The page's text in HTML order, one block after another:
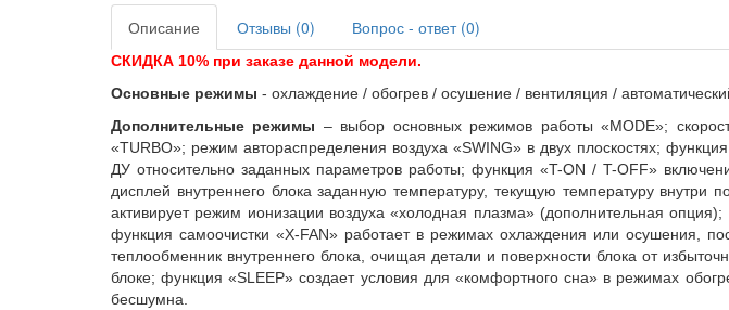
Описание Отзывы (0) Вопрос - ответ (0)
СКИДКА 10% при заказе данной модели.
Основные режимы - охлаждение / обогрев / осушение / вентиляция /
Дополнительные режимы – выбор основных режимов работы «MODE»;
«TURBO»; режим автораспределения воздуха «SWING» в двух плоскостях;
ДУ относительно заданных параметров работы; функция «T-ON / T-OFF»
дисплей внутреннего блока заданную температуру, текущую температуру
активирует режим ионизации воздуха «холодная плазма» (дополнительная
функция самоочистки «X-FAN» работает в режимах охлаждения или осушения,
теплообменник внутреннего блока, очищая детали и поверхности блока от
блоке; функция «SLEEP» создает условия для «комфортного сна» в режимах
бесшумна.